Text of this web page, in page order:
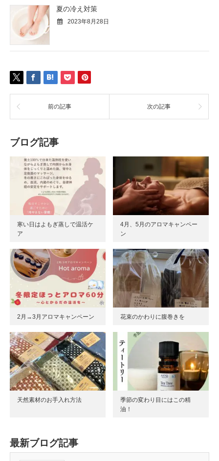
夏の冷え対策
2023年8月28日
前の記事 次の記事
ブログ記事
寒い日はよもぎ蒸しで温活ケ
ア
4月、5月のアロマキャンペー
ン
2月→3月アロマキャンペーン 花束のかわりに腹巻きを
天然素材のお手入れ方法
季節の変わり目にはこの精
油！
最新ブログ記事